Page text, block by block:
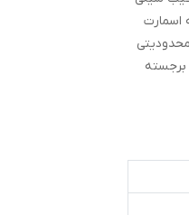
اسمارت
برجسته